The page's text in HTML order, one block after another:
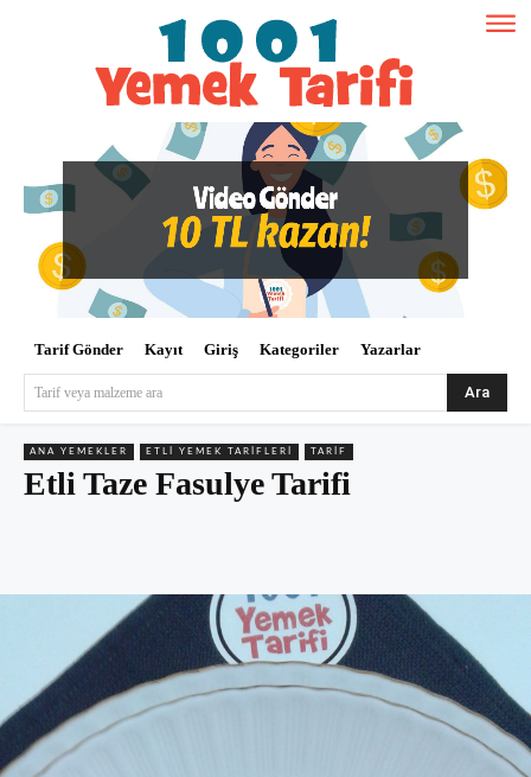
Tarif Gönder Kayıt Giriş Kategoriler Yazarlar
Tarif veya malzeme ara Ara
ANA YEMEKLER ETLI YEMEK TARIFLERI TARIF
Etli Taze Fasulye Tarifi